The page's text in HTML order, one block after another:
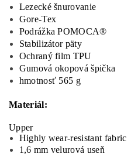
Lezecké šnurovanie
Gore-Tex
Podrážka POMOCA®
Stabilizátor päty
Ochraný film TPU
Gumová okopová špička
hmotnosť 565 g
Materiál:
Upper
Highly wear-resistant fabric
1,6 mm velurová useň